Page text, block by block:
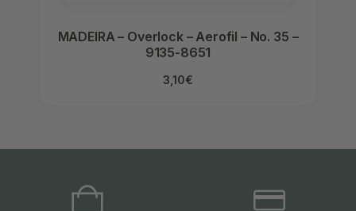
MADEIRA – Overlock – Aerofil – No. 35 –
9135-8651
3,10€